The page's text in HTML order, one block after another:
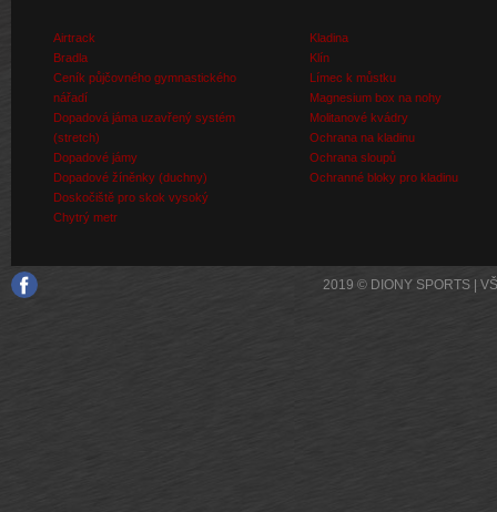
Airtrack
Bradla
Ceník půjčovného gymnastického
nářadí
Dopadová jáma uzavřený systém
(stretch)
Dopadové jámy
Dopadové žíněnky (duchny)
Doskočiště pro skok vysoký
Chytrý metr
Kladina
Klín
Límec k můstku
Magnesium box na nohy
Molitanové kvádry
Ochrana na kladinu
Ochrana sloupů
Ochranné bloky pro kladinu
2019 © DIONY SPORTS |